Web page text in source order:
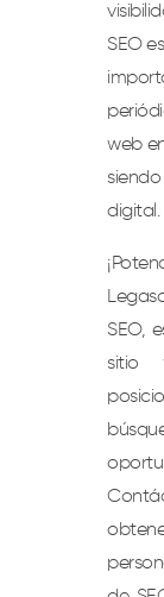
SEO
web
digital.
SEO,
sitio